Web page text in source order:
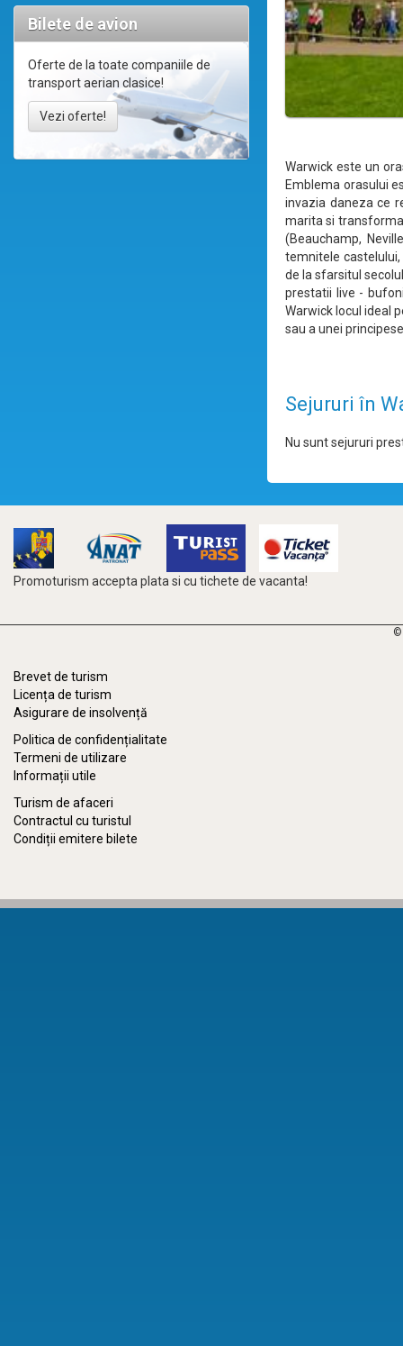
Bilete de avion
Oferte de la toate companiile de
transport aerian clasice!
Vezi oferte!
Warwick este un
Emblema orasului
invazia daneza ce
marita si
(Beauchamp,
temnitele
de la sfarsitul
prestatii live -
Warwick locul ideal
sau a unei
Sejururi în
Nu sunt sejururi
Promoturism accepta plata si cu tichete de vacanta!
©
Brevet de turism
Licența de turism
Asigurare de insolvență
Politica de confidențialitate
Termeni de utilizare
Informații utile
Turism de afaceri
Contractul cu turistul
Condiții emitere bilete